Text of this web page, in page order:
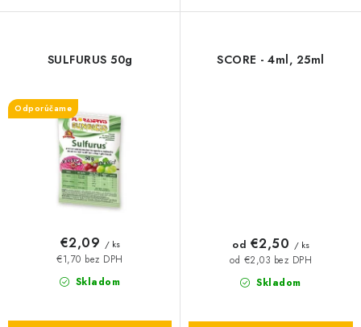
SULFURUS 50g
Odporúčame
Skladom
€1,70 bez DPH
€2,09 / ks
SCORE - 4ml, 25ml
Skladom
od €2,03 bez DPH
od €2,50 / ks